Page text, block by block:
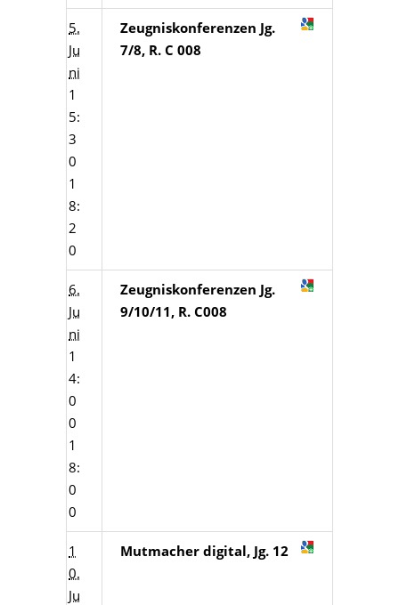
5.
Ju
ni
1
5:
3
0
1
8:
2
0
Zeugniskonferenzen Jg.
7/8, R. C 008
6.
Ju
ni
1
4:
0
0
1
8:
0
0
Zeugniskonferenzen Jg.
9/10/11, R. C008
1
0.
Ju
Mutmacher digital, Jg. 12